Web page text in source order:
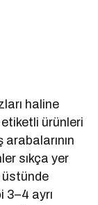
haline
etiketli ürünleri
sıkça yer
üstünde
3–4 ayrı